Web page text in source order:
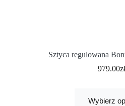
Sztyca regulowana
979.00
Wybierz